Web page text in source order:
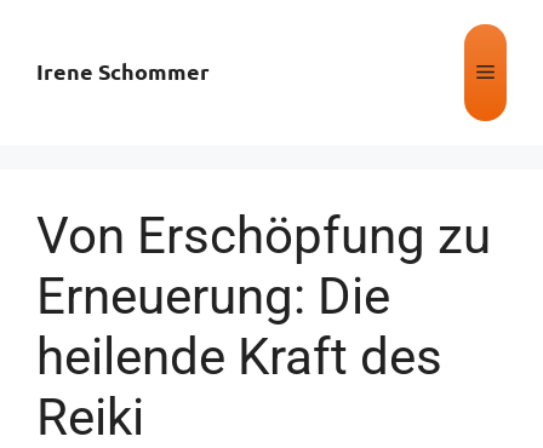
Irene Schommer
Von Erschöpfung zu
Erneuerung: Die
heilende Kraft des
Reiki